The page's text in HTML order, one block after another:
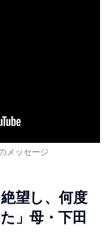
メッセージ
望し、何度
」母・下田